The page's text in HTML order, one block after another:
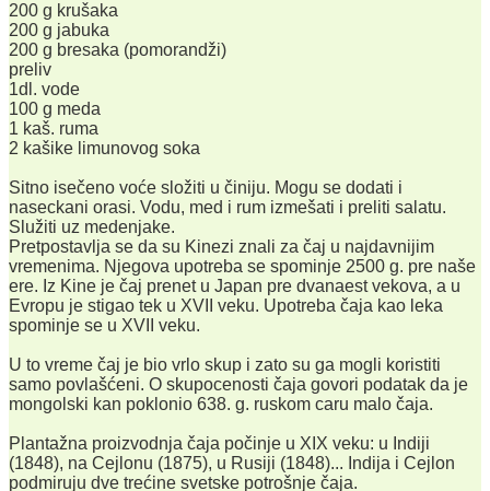
200 g krušaka
200 g jabuka
200 g bresaka (pomorandži)
preliv
1dl. vode
100 g meda
1 kaš. ruma
2 kašike limunovog soka
Sitno isečeno voće složiti u činiju. Mogu se dodati i
naseckani orasi. Vodu, med i rum izmešati i preliti salatu.
Služiti uz medenjake.
Pretpostavlja se da su Kinezi znali za čaj u najdavnijim
vremenima. Njegova upotreba se spominje 2500 g. pre naše
ere. Iz Kine je čaj prenet u Japan pre dvanaest vekova, a u
Evropu je stigao tek u XVII veku. Upotreba čaja kao leka
spominje se u XVII veku.
U to vreme čaj je bio vrlo skup i zato su ga mogli koristiti
samo povlašćeni. O skupocenosti čaja govori podatak da je
mongolski kan poklonio 638. g. ruskom caru malo čaja.
Plantažna proizvodnja čaja počinje u XIX veku: u Indiji
(1848), na Cejlonu (1875), u Rusiji (1848)... Indija i Cejlon
podmiruju dve trećine svetske potrošnje čaja.